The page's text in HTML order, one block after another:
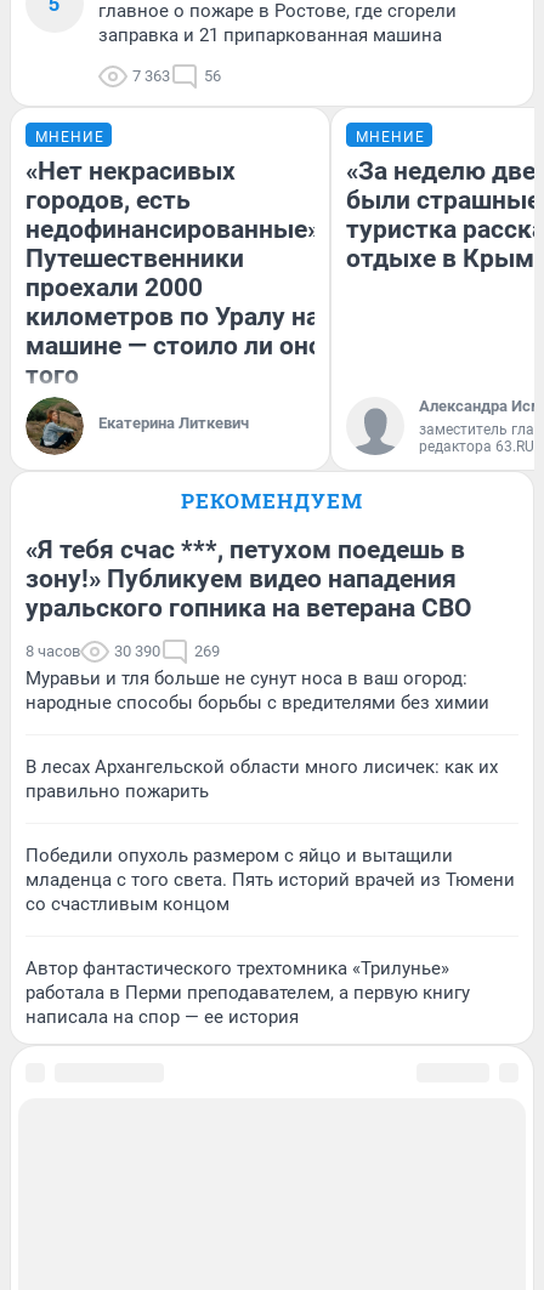
главное о пожаре в Ростове, где сгорели
заправка и 21 припаркованная машина
7 363 56
МНЕНИЕ
«Нет некрасивых
городов, есть
недофинансированные».
Путешественники
проехали 2000
километров по Уралу на
машине — стоило ли оно
того
Екатерина Литкевич
МНЕНИЕ
«За неделю две
были
туристка
отдыхе в
Александра
заместитель
редактора 63.RU
РЕКОМЕНДУЕМ
«Я тебя счас ***, петухом поедешь в
зону!» Публикуем видео нападения
уральского гопника на ветерана СВО
8 часов 30 390 269
Муравьи и тля больше не сунут носа в ваш огород:
народные способы борьбы с вредителями без химии
В лесах Архангельской области много лисичек: как их
правильно пожарить
Победили опухоль размером с яйцо и вытащили
младенца с того света. Пять историй врачей из Тюмени
со счастливым концом
Автор фантастического трехтомника «Трилунье»
работала в Перми преподавателем, а первую книгу
написала на спор — ее история